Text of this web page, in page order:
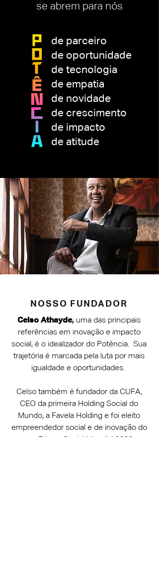
se abrem para nós
de parceiro
de oportunidade
de tecnologia
de empatia
de novidade
de crescimento
de impacto
de atitude
NOSSO FUNDADOR
Celso Athayde, uma das principais
referências em inovação e impacto
social, é o idealizador do Potência. Sua
trajetória é marcada pela luta por mais
igualdade e oportunidades.
Celso também é fundador da CUFA,
CEO da primeira Holding Social do
Mundo, a Favela Holding e foi eleito
empreendedor social e de inovação do